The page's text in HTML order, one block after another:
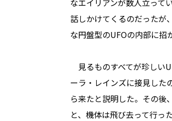
なエイリアンが数人立って
話しかけてくるのだったが
な円盤型のUFOの内部に招
見るものすべてが珍しい
ーラ・レインズに接見した
ら来たと説明した。その後
と、機体は飛び去って行った